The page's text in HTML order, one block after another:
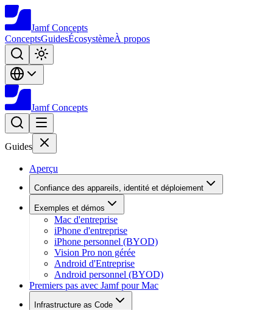
Jamf Concepts
ConceptsGuidesÉcosystèmeÀ propos
Jamf Concepts
Guides
Aperçu
Confiance des appareils, identité et déploiement
Exemples et démos
Mac d'entreprise
iPhone d'entreprise
iPhone personnel (BYOD)
Vision Pro non gérée
Android d'Entreprise
Android personnel (BYOD)
Premiers pas avec Jamf pour Mac
Infrastructure as Code